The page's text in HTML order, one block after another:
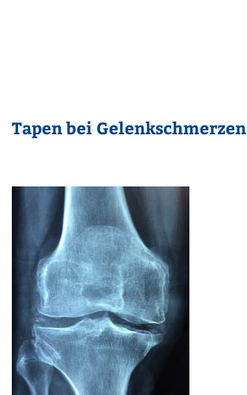
Tapen bei Gelenkschmerzen